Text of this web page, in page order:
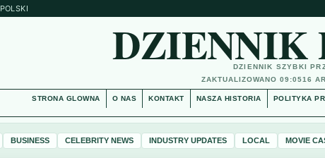
POLSKI
DZIENNIK
DZIENNIK SZYBKI
ZAKTUALIZOWANO 09:0516
STRONA GLOWNA O NAS KONTAKT NASZA HISTORIA POLITYKA
BUSINESS CELEBRITY NEWS INDUSTRY UPDATES LOCAL MOVIE